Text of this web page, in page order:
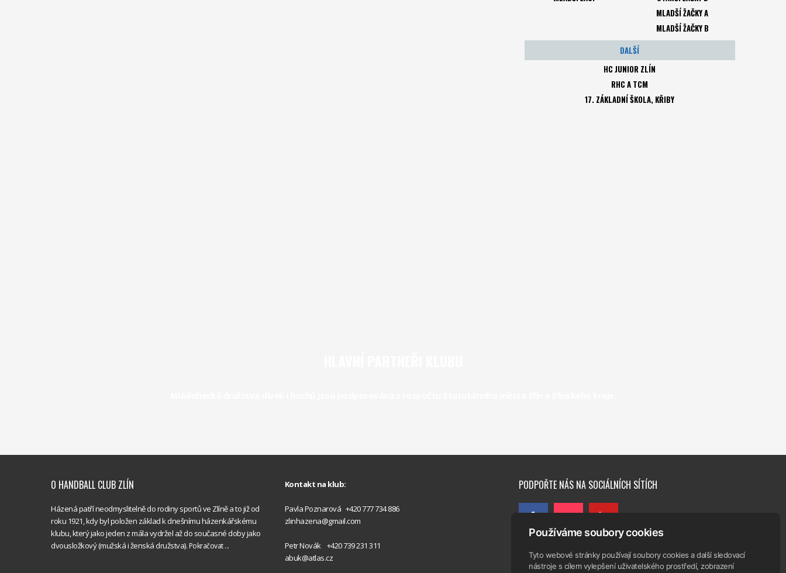
Používáme soubory cookies
Tyto webové stránky používají soubory cookies a další sledovací
nástroje s cílem vylepšení uživatelského prostředí, zobrazení
MLADŠÍ ŽAČKY A
MLADŠÍ ŽAČKY B
DALŠÍ
HC JUNIOR ZLÍN
RHC A TCM
17. ZÁKLADNÍ ŠKOLA, KŘIBY
O HANDBALL CLUB ZLÍN
Házená patří neodmyslitelně do rodiny sportů ve Zlíně a to již od
roku 1921, kdy byl položen základ k dnešnímu házenkářskému
klubu, který jako jeden z mála vydržel až do současné doby jako
dvousložkový (mužská i ženská družstva). Pokračovat ...
Kontakt na klub:
Pavla Poznarová +420 777 734 886
zlinhazena@gmail.com
Petr Novák +420 739 231 311
abuk@atlas.cz
PODPOŘTE NÁS NA SOCIÁLNÍCH SÍTÍCH